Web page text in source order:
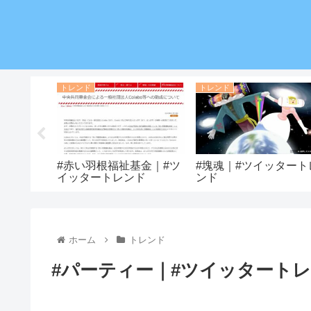
トレンド
#赤い羽根福祉基金｜#ツ
イッタートレンド
トレンド
#塊魂｜#ツイッタート
ンド
ホーム トレンド
#パーティー｜#ツイッタート